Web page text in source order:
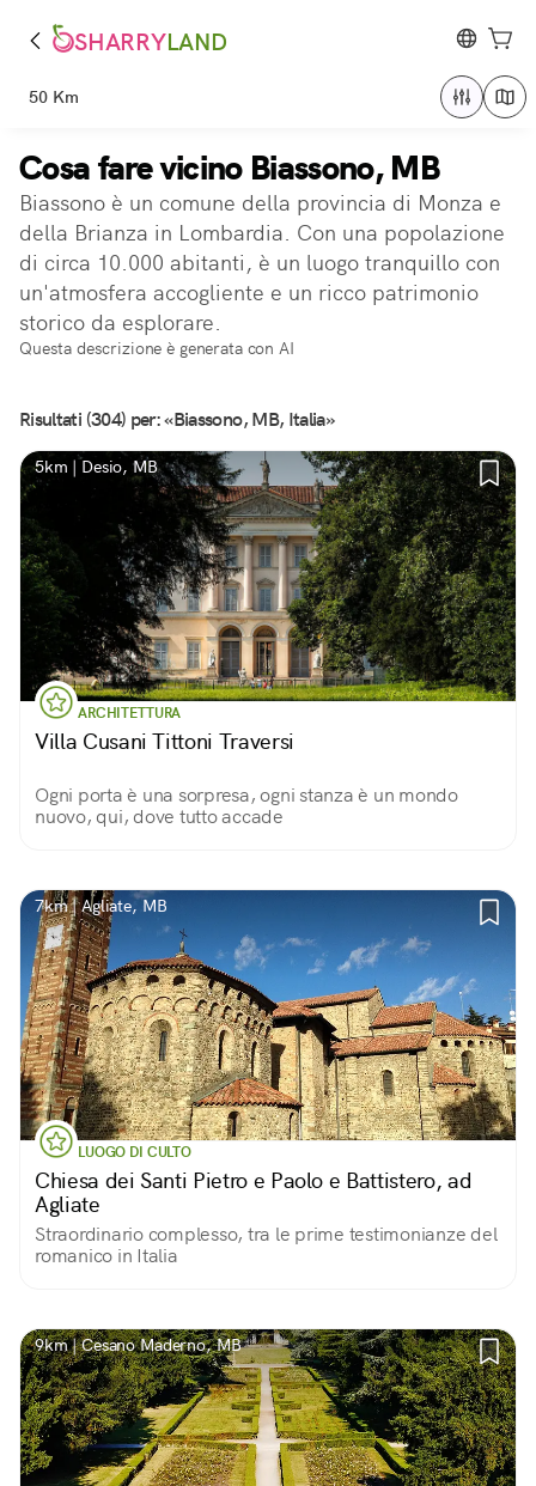
SHARRYLAND
50 Km
Cosa fare vicino Biassono, MB
Biassono è un comune della provincia di Monza e
della Brianza in Lombardia. Con una popolazione
di circa 10.000 abitanti, è un luogo tranquillo con
un'atmosfera accogliente e un ricco patrimonio
storico da esplorare.
Questa descrizione è generata con AI
Risultati (304) per: «Biassono, MB, Italia»
5km | Desio, MB
ARCHITETTURA
Villa Cusani Tittoni Traversi
Ogni porta è una sorpresa, ogni stanza è un mondo
nuovo, qui, dove tutto accade
7km | Agliate, MB
LUOGO DI CULTO
Chiesa dei Santi Pietro e Paolo e Battistero, ad
Agliate
Straordinario complesso, tra le prime testimonianze del
romanico in Italia
9km | Cesano Maderno, MB